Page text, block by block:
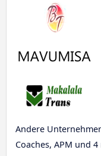
Andere
Coaches, APM und 4